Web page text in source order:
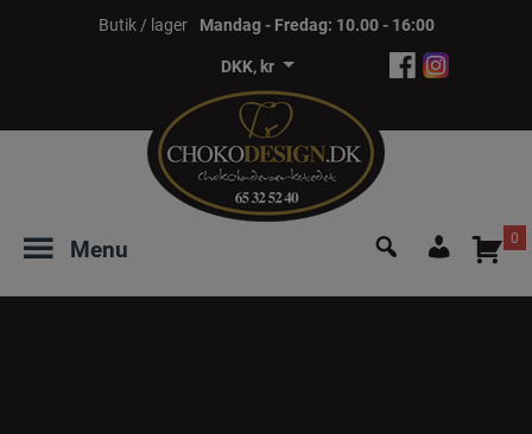
Butik / lager
Mandag - Fredag: 10.00 - 16:00
DKK, kr
Søg
0
Menu